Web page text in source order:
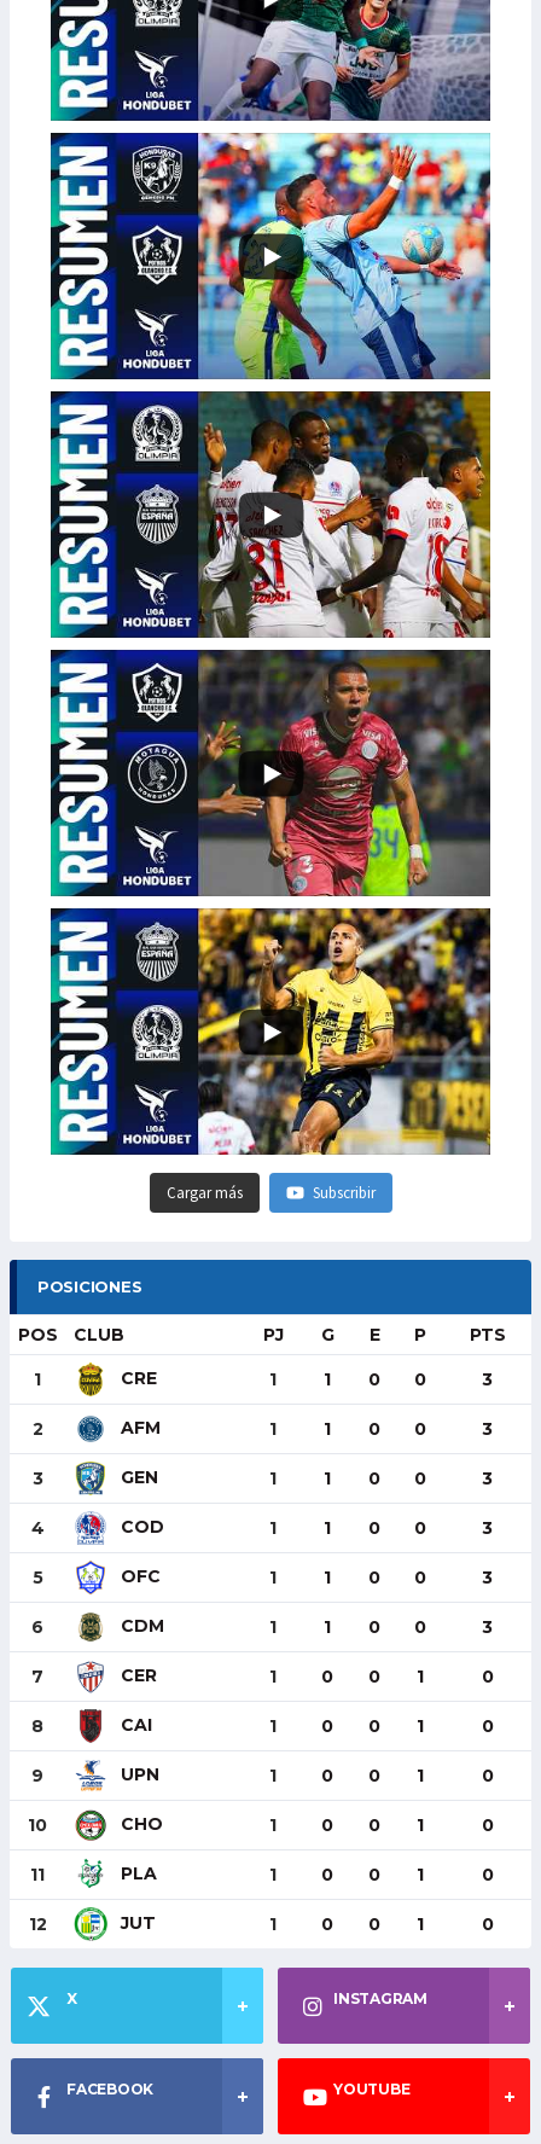
Cargar más Subscribir
POSICIONES
POS CLUB PJ G E P PTS
1 CRE 1 1 0 0 3
2 AFM 1 1 0 0 3
3 GEN 1 1 0 0 3
4 COD 1 1 0 0 3
5 OFC 1 1 0 0 3
6 CDM 1 1 0 0 3
7 CER 1 0 0 1 0
8 CAI 1 0 0 1 0
9 UPN 1 0 0 1 0
10 CHO 1 0 0 1 0
11 PLA 1 0 0 1 0
12 JUT 1 0 0 1 0
X INSTAGRAM
FACEBOOK YOUTUBE